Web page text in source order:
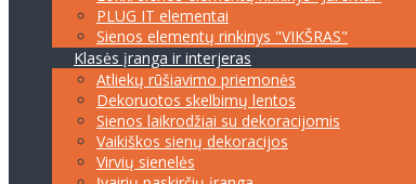
PLUG IT elementai
Sienos elementų rinkinys "VIKŠRAS"
Klasės įranga ir interjeras
Atliekų rūšiavimo priemonės
Dekoruotos skelbimų lentos
Sienos laikrodžiai su dekoracijomis
Vaikiškos sienų dekoracijos
Virvių sienelės